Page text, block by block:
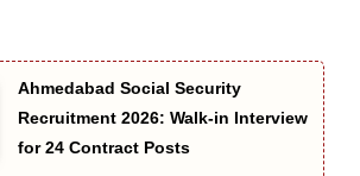
Ahmedabad Social Security
Recruitment 2026: Walk-in Interview
for 24 Contract Posts